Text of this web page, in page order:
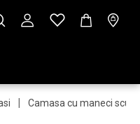
| Camasa cu maneci